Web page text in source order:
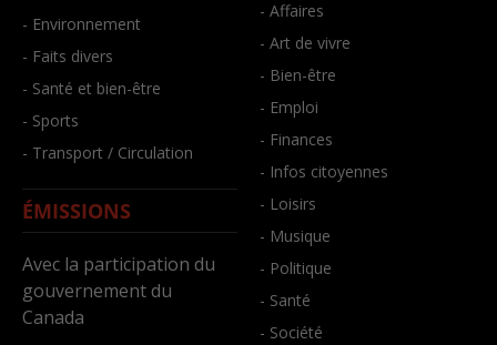
- Environnement
- Faits divers
- Santé et bien-être
- Sports
- Transport / Circulation
ÉMISSIONS
Avec la participation du
gouvernement du
Canada
- Affaires
- Art de vivre
- Bien-être
- Emploi
- Finances
- Infos citoyennes
- Loisirs
- Musique
- Politique
- Santé
- Société